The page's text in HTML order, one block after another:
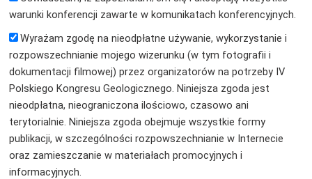
warunki konferencji zawarte w komunikatach konferencyjnych.
Wyrażam zgodę na nieodpłatne używanie, wykorzystanie i
rozpowszechnianie mojego wizerunku (w tym fotografii i
dokumentacji filmowej) przez organizatorów na potrzeby IV
Polskiego Kongresu Geologicznego. Niniejsza zgoda jest
nieodpłatna, nieograniczona ilościowo, czasowo ani
terytorialnie. Niniejsza zgoda obejmuje wszystkie formy
publikacji, w szczególności rozpowszechnianie w Internecie
oraz zamieszczanie w materiałach promocyjnych i
informacyjnych.